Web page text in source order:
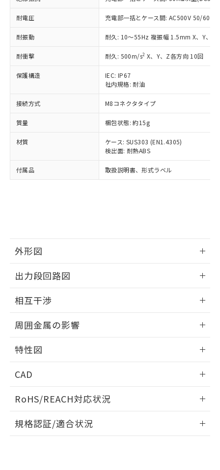
耐電圧 充電部一括とケース間: AC500V 50/
耐振動 耐久: 10～55Hz 複振幅 1.5mm X、Y、Z
耐衝撃 耐久: 500m/s2 X、Y、Z各方向 10回
保護構造
IEC: IP67
社内規格: 耐油
接続方式 M8コネクタタイプ
質量 梱包状態: 約15g
材質
ケース: SUS303 (EN1.4305)
検出面: 耐熱ABS
付属品 取扱説明書、形式ラベル
外形図
外形図
出力段回路図
出力段回路図
相互干渉
相互干渉
周囲金属の影響
周囲金属の影響
L: 12mm以上、φd: 24mm以上、m: 8mm以上、D: 12mm以
特性図
検出物体の大きさと材質による影響
CAD
ドすることができます。
ログイン/会員登録
RoHS/REACH対応状況
EU RoHS 注意事項・凡例
規格認証/適合状況
タに基づき作成されるものであり、閲
覧された時点での実際の在庫および標
準価格とは異なる場合があることをご
了承ください。
正式な納期状況および標準価格はお客
様のお取引先、またはお客様担当のオ
ムロン制御機器販売店・当社販売員に
ご相談ください。
オムロン制御機器販売店や当社販売拠
販売ネットワーク
」をご確認
在庫状況および標準価格結果を当社の
事前の承諾なく第三者に漏洩または開
示しないようお願いします。
マイパーツ機能（部品リスト作成サー
ビス）をご利用いただくには、I-Web
メンバーズにご登録されている必要が
引・商談に必要な範囲で利用すること
の共同利用に関して"
用者の範囲」に記載されている法人を
指します。
*EU RoHS指令（10物質）：
鉛(Pb) 1000ppm以下、 水銀(Hg) 1000ppm以下、 カド
ミウム(Cd) 100ppm以下、
六価クロム(Cr(Ⅵ)) 1000ppm以下、ポリ臭化ビフェニル
類(PBB) 1000ppm以下、ポリ臭化ジフェニルエーテル類
ルベンジル（BBP） 1000ppm以下、フタル酸ジブチル
（DBP） 1000ppm以下、フタル酸ジイソブチル
(DIBP) 1000ppm以下
但し、RoHS指令で産業用監視および制御機器に対する
フタル酸エステル類の４物質については閾値を超える意
図的な使用がないことを確認しています。
部品在庫の切り替え状況などにより、予定
月が前後することがあります。
EU RoHS指令（10物質）の非含有証明書
51物質の非含有証明書（当社基準）
※本証明書は発行日時点で非含有を証明す
るもので、過去に遡って非含有を証明する
ものではありません。
また、RoHS指令のフタル酸エステル類４
荷製品に未対応品が混在することから備考
欄に対応日を記載しておりました。
既に当社にて対応品への在庫切替を完了
していることから、特段のことがない限
*中国RoHS10物質の基準値 (GB/T26572)：
Pb(鉛) :1000ppm、 Hg(水銀) : 1000ppm、 Cd(カドミウ
Cr(Ⅵ)(六価クロム) : 1000ppm、 PBBs(ポリ臭化ビフェ
ニル類) : 1000ppm、 PBDEs(ポリ臭化ジフェニルエーテ
DBP(フタル酸ジブチル) : 1000ppm、 DIBP(フタル酸ジ
イソブチル) : 1000ppm、 BBP(フタル酸ブチルベンジ
ル) : 1000ppm、
DEHP(フタル酸ビス(2-エチルヘキシル)) : 1000ppm
※2 環境保護使用期限
「ｅ」：有害物質（10物質）のすべてが基
準値以下であることを示します。
「10」：通常の使用状況下において有害物
質が外部に漏えいし、環境に深刻な影響を
及ぼさない年数を意味します。
「－」：未確認です。当社販売部門へお問
または国外への提供する場合は、日本
国政府の輸出許可(または役務取引許
可)を取得するなどの必要な手続きを
当社は規制貨物を破棄する場合は、完
全に破砕するなど、違法に輸出されな
当社は貴社製品を、核兵器、ミサイ
ル、化学兵器、生物兵器またはその他
武器並びにこれらの製造装置等に一切
使用いたしません。
当社は、貴社製品を第三者に販売する
場合は、上記1、2および3の内容を当
該第三者に通知します。また当社は、
販売先および販売に係わる関係者が違
法に輸出するおそれがある場合は、取
り引きをいたしません。
合意する キャンセル
一定数以上の在庫あり
一定数には満たないが在庫あり
在庫なし(最新の在庫状況につ
いては、お客様のお取引先、ま
たはお客様担当のオムロン制御
機器販売店・当社販売員にご確
認ください)
受注生産機種、また在庫状況の
情報を公開していない機種